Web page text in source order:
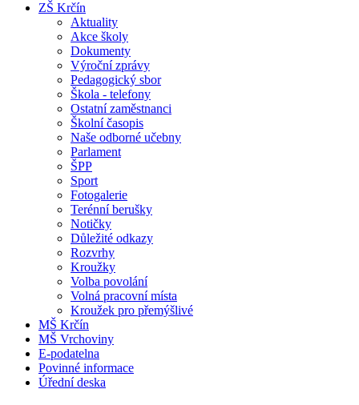
ZŠ Krčín
Aktuality
Akce školy
Dokumenty
Výroční zprávy
Pedagogický sbor
Škola - telefony
Ostatní zaměstnanci
Školní časopis
Naše odborné učebny
Parlament
ŠPP
Sport
Fotogalerie
Terénní berušky
Notičky
Důležité odkazy
Rozvrhy
Kroužky
Volba povolání
Volná pracovní místa
Kroužek pro přemýšlivé
MŠ Krčín
MŠ Vrchoviny
E-podatelna
Povinné informace
Úřední deska